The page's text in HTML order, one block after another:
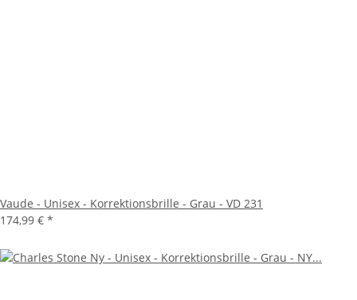
Vaude - Unisex - Korrektionsbrille - Grau - VD 231
174,99 € *